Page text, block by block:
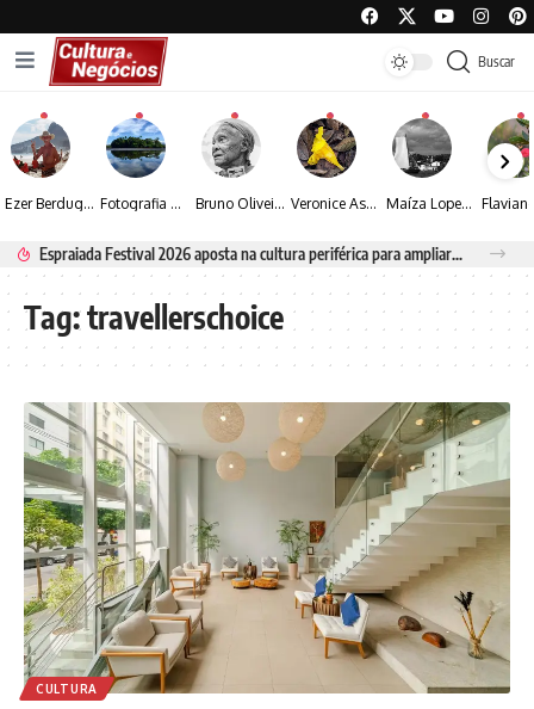
Buscar
Ezer Berdugo transforma experiências multiculturais e memórias em narrativas visuais por meio da fotografia Fotografia de Fátima Carlini transforma paisagens naturais em experiências de contemplação Bruno Oliveira retrata o cotidiano urbano por meio da fotografia em preto e branco Veronice Assini Saes transforma a natureza em fotografias marcadas pela sensibilidade Maíza Lopes transforma cultura popular baiana em narrativas fotográficas
Espraiada Festival 2026 aposta na cultura periférica para ampliar oportunidades na zona sul
Tag:travellerschoice
CULTURA